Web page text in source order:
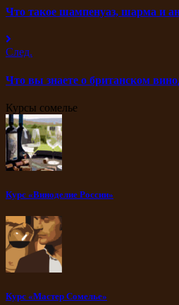
Что такое шампенуаз, шарма и
След.
Что вы знаете о британском
Курсы сомелье
Курс «Виноделие России»
Курс «Мастер Сомелье»